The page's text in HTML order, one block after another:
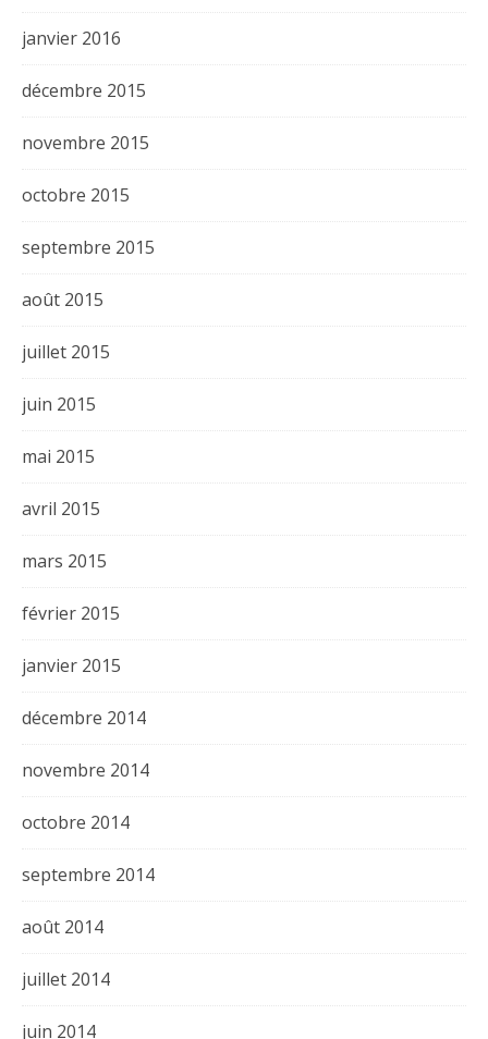
janvier 2016
décembre 2015
novembre 2015
octobre 2015
septembre 2015
août 2015
juillet 2015
juin 2015
mai 2015
avril 2015
mars 2015
février 2015
janvier 2015
décembre 2014
novembre 2014
octobre 2014
septembre 2014
août 2014
juillet 2014
juin 2014